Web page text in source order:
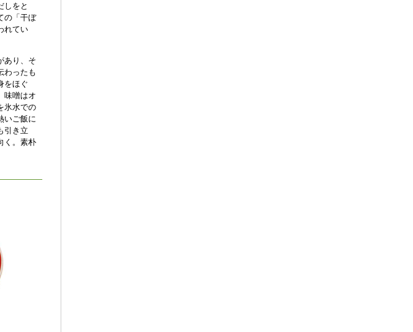
しをと
の「干ぼ
れてい
あり、そ
わったも
をほぐ
味噌はオ
氷水での
いご飯に
引き立
く。素朴